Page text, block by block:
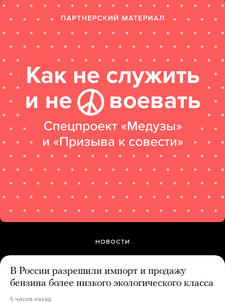
НОВОСТИ
В России разрешили импорт и продажу
бензина более низкого экологического класса
5 часов назад